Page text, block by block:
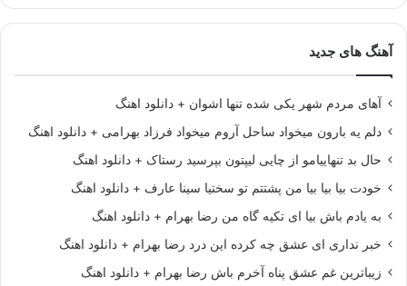
آهنگ های جدید
آهای مردم شهر یکی شده تنها اشوان + دانلود اهنگ
دلم یه بارون میخواد ساحل آروم میخواد فرزاد بهرامی + دانلود اهنگ
حال بد تنهاییامو از چایی لیپتون بپرسید رستاک + دانلود اهنگ
خودت بیا بیا بیا من پشتتم تو سختیا سینا عارف + دانلود اهنگ
به یادم باش بیا ای تکیه گاه من رضا بهرام + دانلود اهنگ
خبر نداری ای عشق چه کرده این درد رضا بهرام + دانلود اهنگ
زیباترین غم عشق پناه آخرم باش رضا بهرام + دانلود اهنگ